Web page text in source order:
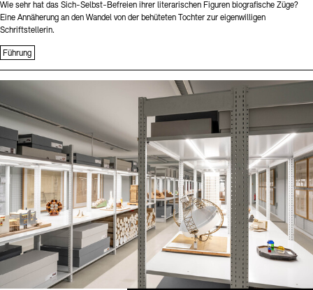
Wie sehr hat das Sich-Selbst-Befreien ihrer literarischen Figuren biografische Züge?
Eine Annäherung an den Wandel von der behüteten Tochter zur eigenwilligen
Schriftstellerin.
Führung